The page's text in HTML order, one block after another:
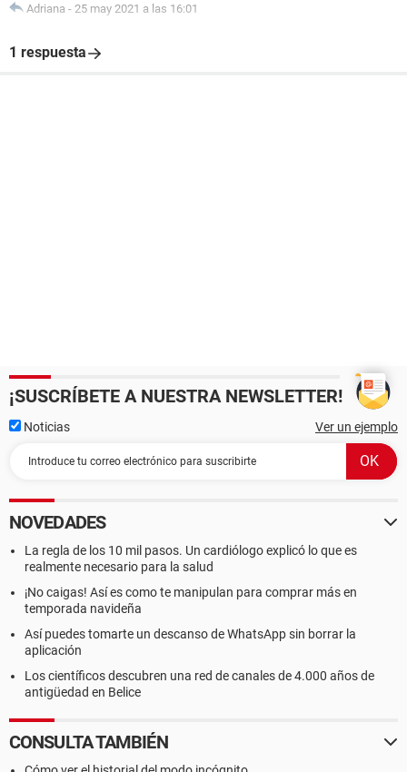
Adriana - 25 may 2021 a las 16:01
1 respuesta
¡SUSCRÍBETE A NUESTRA NEWSLETTER!
Noticias Ver un ejemplo
NOVEDADES
La regla de los 10 mil pasos. Un cardiólogo explicó lo que es
realmente necesario para la salud
¡No caigas! Así es como te manipulan para comprar más en
temporada navideña
Así puedes tomarte un descanso de WhatsApp sin borrar la
aplicación
Los científicos descubren una red de canales de 4.000 años de
antigüedad en Belice
CONSULTA TAMBIÉN